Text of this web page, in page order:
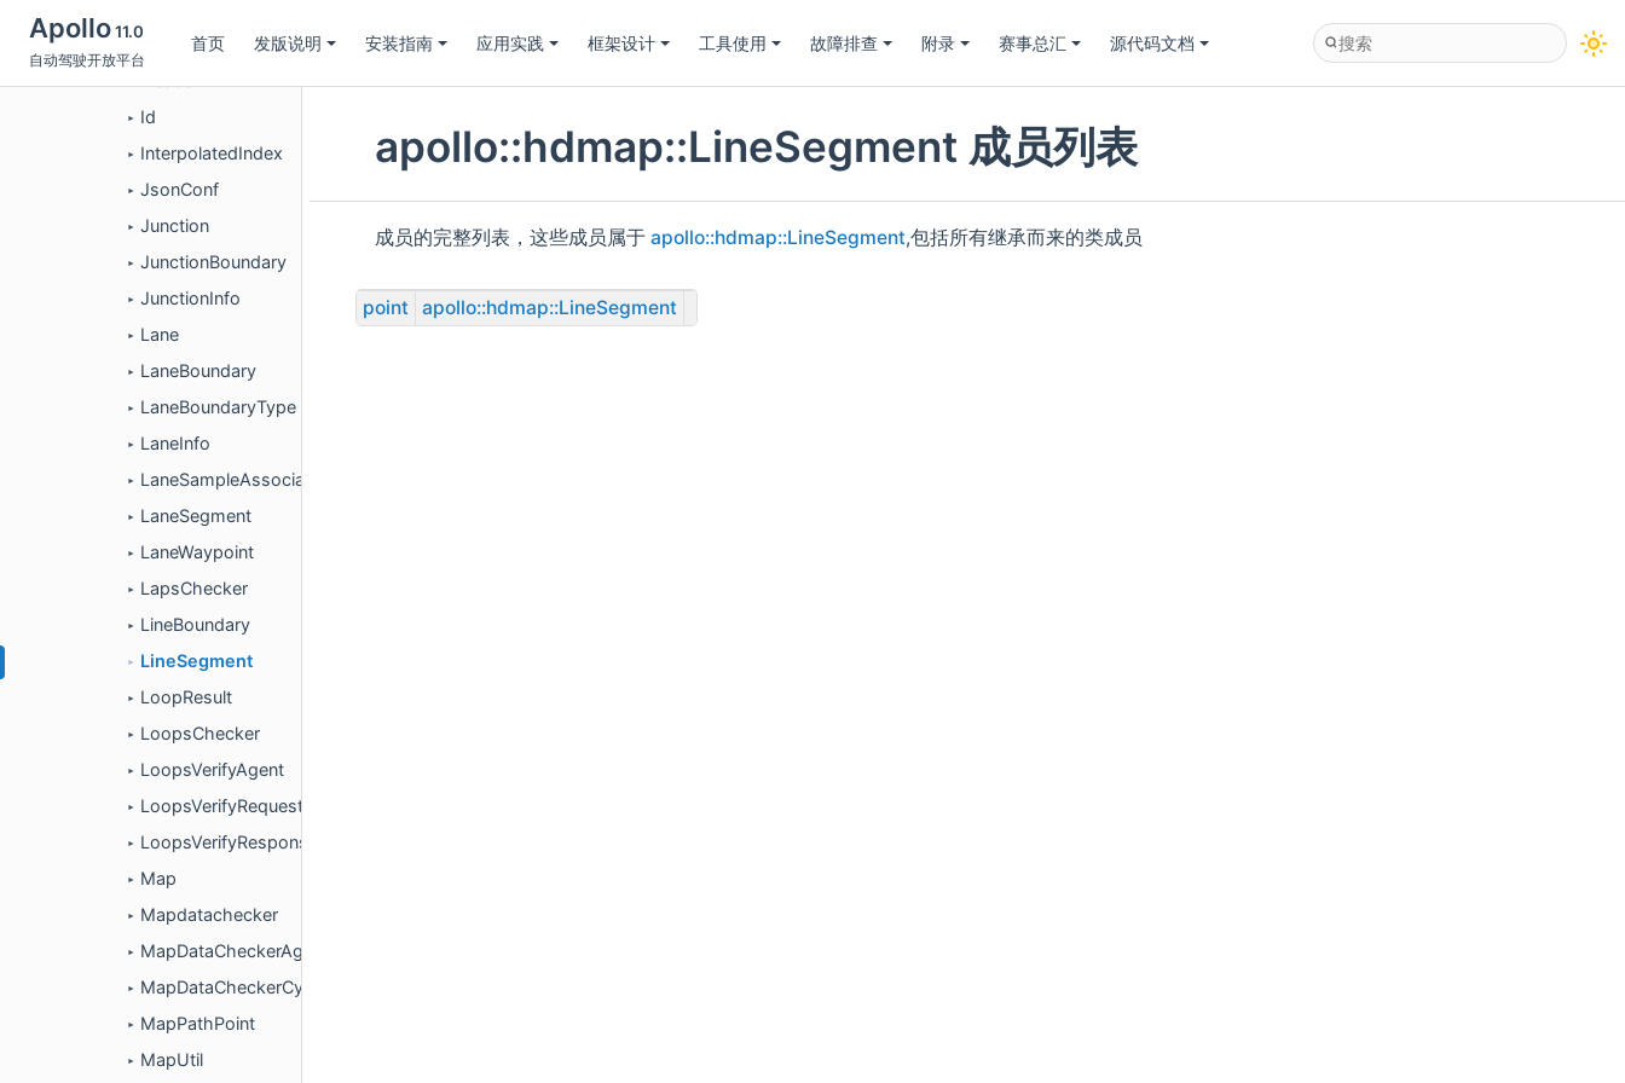
Apollo11.0
自动驾驶开放平台
首页 发版说明 安装指南 应用实践 框架设计 工具使用 故障排查 附录 赛事总汇 源代码文档
HDMapUtil
► Id
► InterpolatedIndex
► JsonConf
► Junction
► JunctionBoundary
► JunctionInfo
► Lane
► LaneBoundary
► LaneBoundaryType
► LaneInfo
► LaneSampleAssociation
► LaneSegment
► LaneWaypoint
► LapsChecker
► LineBoundary
► LineSegment
► LoopResult
► LoopsChecker
► LoopsVerifyAgent
► LoopsVerifyRequest
► LoopsVerifyResponse
► Map
► Mapdatachecker
► MapDataCheckerAgent
► MapDataCheckerCyberNode
► MapPathPoint
► MapUtil
apollo::hdmap::LineSegment 成员列表
成员的完整列表，这些成员属于apollo::hdmap::LineSegment,包括所有继承而来的类成员
point apollo::hdmap::LineSegment